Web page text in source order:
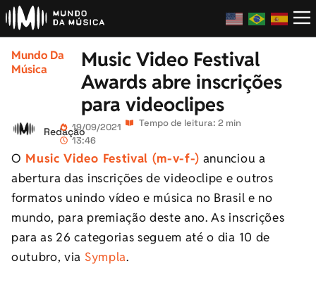
Mundo Da
Música
Music Video Festival
Awards abre inscrições
para videoclipes
Redação19/09/2021
13:46
Tempo de leitura: 2 min
O Music Video Festival (m-v-f-) anunciou a
abertura das inscrições de videoclipe e outros
formatos unindo vídeo e música no Brasil e no
mundo, para premiação deste ano. As inscrições
para as 26 categorias seguem até o dia 10 de
outubro, via Sympla.